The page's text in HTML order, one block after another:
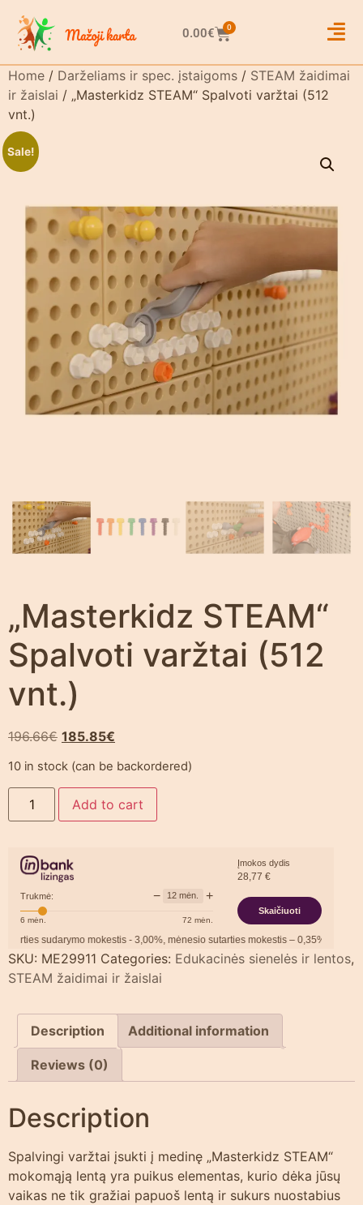
0.00€ 0
Home / Darželiams ir spec. įstaigoms / STEAM žaidimai
ir žaislai / „Masterkidz STEAM“ Spalvoti varžtai (512
vnt.)
Sale!
„Masterkidz STEAM“
Spalvoti varžtai (512
vnt.)
196.66€ 185.85€
10 in stock (can be backordered)
Add to cart
Trukmė: − 12 mėn. +
6 mėn. 72 mėn.
Įmokos dydis
28,77 €
Skaičiuoti
mokestis -3,00%, mėnesio sutarties mokestis –0,35%, BVKKMN –
SKU: ME29911 Categories: Edukacinės sienelės ir lentos,
STEAM žaidimai ir žaislai
Description Additional information
Reviews (0)
Description
Spalvingi varžtai įsukti į medinę „Masterkidz STEAM“
mokomąją lentą yra puikus elementas, kurio dėka jūsų
vaikas ne tik gražiai papuoš lentą ir sukurs nuostabius